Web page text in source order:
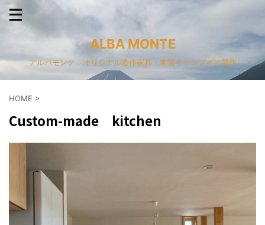
ALBA MONTE
アルバモンテ オリジナル造作家具・木製キャンプギア製作
HOME >
Custom-made kitchen